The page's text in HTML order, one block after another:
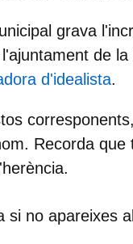
grava
de
d'idealista.
Recorda que
si no apareixes